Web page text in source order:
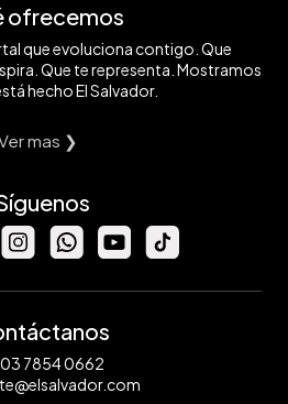
ofrecemos
que evoluciona contigo. Que
Que te representa. Mostramos
hecho El Salvador.
mas ❯
7854 0662